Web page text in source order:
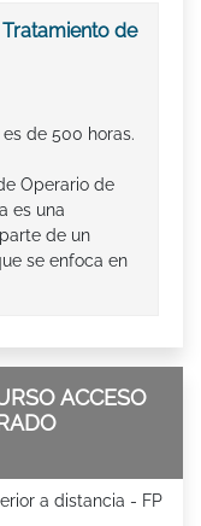
de
de 500 horas.
Operario de
es una
de un
se enfoca en
ACCESO
a distancia - FP